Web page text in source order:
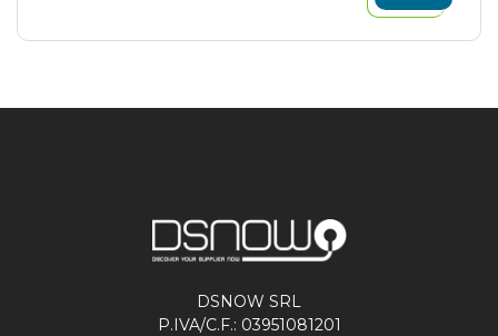
DSNOW SRL
P.IVA/C.F.: 03951081201